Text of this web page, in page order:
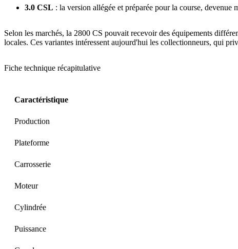
3.0 CSL : la version allégée et préparée pour la course, devenue
Selon les marchés, la 2800 CS pouvait recevoir des équipements
locales. Ces variantes intéressent aujourd'hui les collectionneurs, qui
Fiche technique récapitulative
Caractéristique
Production
Plateforme
Carrosserie
Moteur
Cylindrée
Puissance